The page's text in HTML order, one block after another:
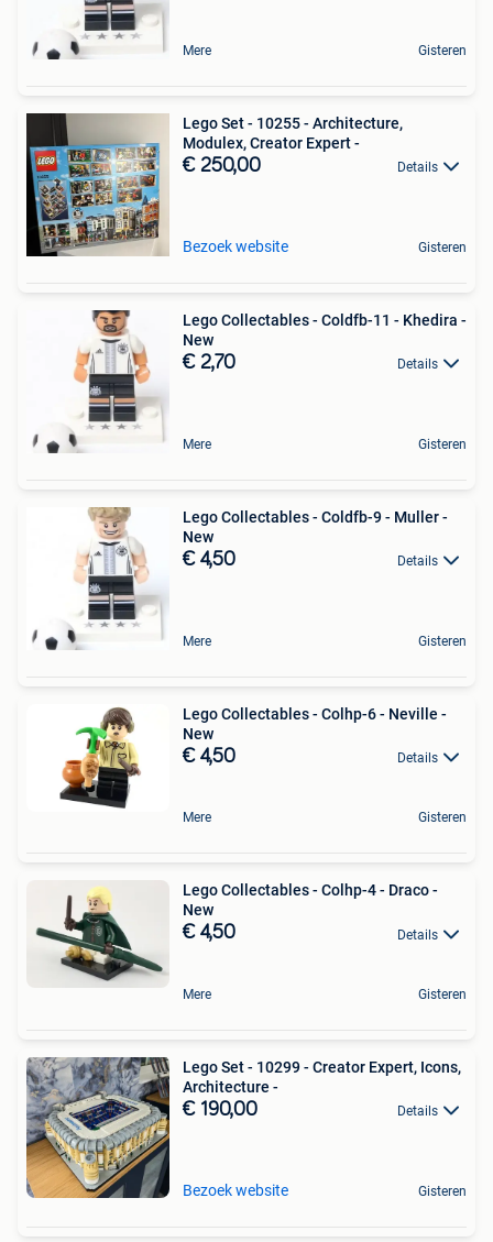
Mere Gisteren
Lego Set - 10255 - Architecture,
Modulex, Creator Expert -
€ 250,00 Details
Bezoek website Gisteren
Lego Collectables - Coldfb-11 - Khedira -
New
€ 2,70 Details
Mere Gisteren
Lego Collectables - Coldfb-9 - Muller -
New
€ 4,50 Details
Mere Gisteren
Lego Collectables - Colhp-6 - Neville -
New
€ 4,50 Details
Mere Gisteren
Lego Collectables - Colhp-4 - Draco -
New
€ 4,50 Details
Mere Gisteren
Lego Set - 10299 - Creator Expert, Icons,
Architecture -
€ 190,00 Details
Bezoek website Gisteren